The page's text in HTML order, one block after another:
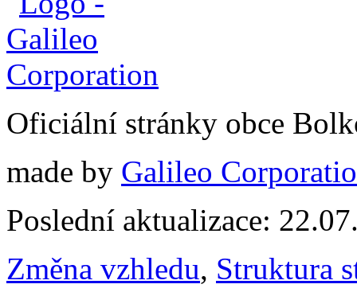
Oficiální stránky obce
made by Galileo
Poslední aktualizace:
Změna vzhledu, Struktura